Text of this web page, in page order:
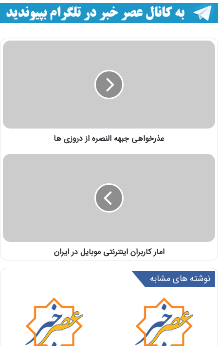
عذرخواهی جبهه النصره از دروزی ها
امار کاربران اینترنتی موبایل در ایران
نوشته های مشابه